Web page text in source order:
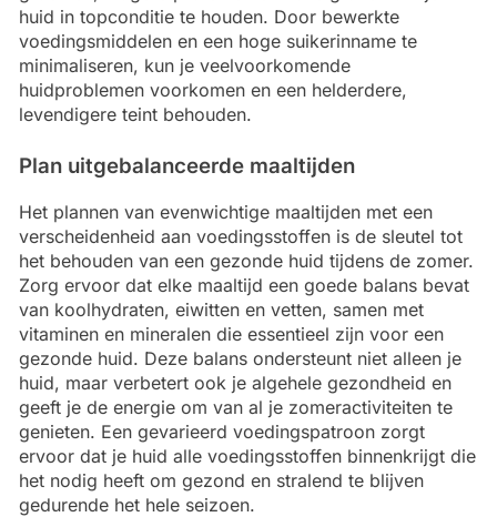
huid in topconditie te houden. Door bewerkte
voedingsmiddelen en een hoge suikerinname te
minimaliseren, kun je veelvoorkomende
huidproblemen voorkomen en een helderdere,
levendigere teint behouden.
Plan uitgebalanceerde maaltijden
Het plannen van evenwichtige maaltijden met een
verscheidenheid aan voedingsstoffen is de sleutel tot
het behouden van een gezonde huid tijdens de zomer.
Zorg ervoor dat elke maaltijd een goede balans bevat
van koolhydraten, eiwitten en vetten, samen met
vitaminen en mineralen die essentieel zijn voor een
gezonde huid. Deze balans ondersteunt niet alleen je
huid, maar verbetert ook je algehele gezondheid en
geeft je de energie om van al je zomeractiviteiten te
genieten. Een gevarieerd voedingspatroon zorgt
ervoor dat je huid alle voedingsstoffen binnenkrijgt die
het nodig heeft om gezond en stralend te blijven
gedurende het hele seizoen.